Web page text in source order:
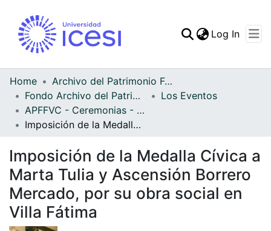
Statistics
Log In
Home
Archivo del Patrimonio Fotográfico y Fílmico del Valle del Cauca
Fondo Archivo del Patrimonio Fotográfico y Fílmico del Valle del Cauca
Los Eventos
APFFVC - Ceremonias - Patrimonial
Imposición de la Medalla Cívica a Marta Tulia y Ascensión Borrero Mercado, por su obra social en Villa Fátima
Imposición de la Medalla Cívica a
Marta Tulia y Ascensión Borrero
Mercado, por su obra social en
Villa Fátima